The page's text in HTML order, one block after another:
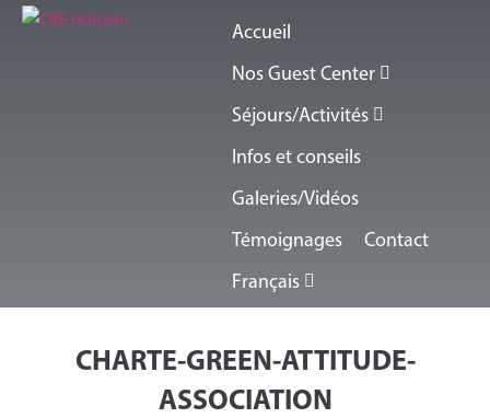
Accueil
Nos Guest Center
Séjours/Activités
Infos et conseils
Galeries/Vidéos
Témoignages
Contact
Français
CHARTE-GREEN-ATTITUDE-
ASSOCIATION